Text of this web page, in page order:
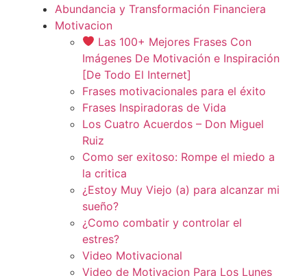
Abundancia y Transformación Financiera
Motivacion
Las 100+ Mejores Frases Con
Imágenes De Motivación e Inspiración
[De Todo El Internet]
Frases motivacionales para el éxito
Frases Inspiradoras de Vida
Los Cuatro Acuerdos – Don Miguel
Ruiz
Como ser exitoso: Rompe el miedo a
la critica
¿Estoy Muy Viejo (a) para alcanzar mi
sueño?
¿Como combatir y controlar el
estres?
Video Motivacional
Video de Motivacion Para Los Lunes